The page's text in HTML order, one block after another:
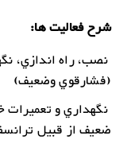
شرح فعالیت ها:
نصب، راه اندازي،
(فشارقوي وضعيف)
نگهداري و تعميرات
ضعيف از قبيل